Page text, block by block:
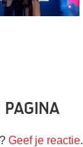
Geef je reactie.